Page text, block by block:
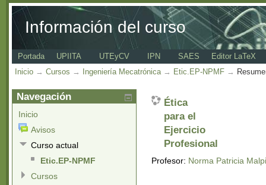
Información del curso
Portada UPIITA UTEyCV IPN SAES
Editor LaTeX
Inicio → Cursos → Ingeniería Mecatrónica → Etic.EP-NPMF →
Ética
para el
Ejercicio
Profesional
Profesor: Norma Patricia
Navegación
Inicio
Avisos
Curso actual
Etic.EP-NPMF
Cursos